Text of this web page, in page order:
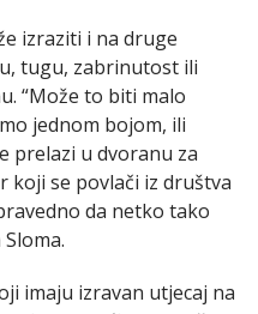
izraziti i na druge
tugu, zabrinutost ili
“Može to biti malo
jednom bojom, ili
prelazi u dvoranu za
koji se povlači iz društva
da netko tako
imaju izravan utjecaj na